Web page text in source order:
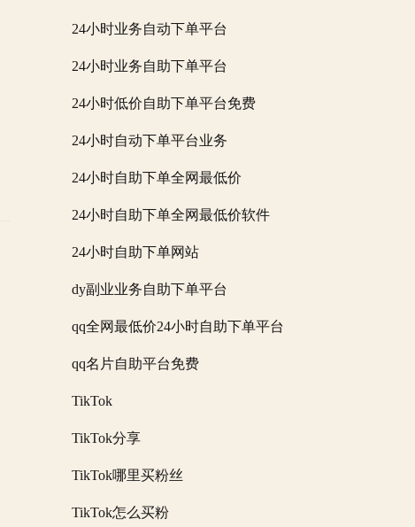
24小时业务自动下单平台
24小时业务自助下单平台
24小时低价自助下单平台免费
24小时自动下单平台业务
24小时自助下单全网最低价
24小时自助下单全网最低价软件
24小时自助下单网站
dy副业业务自助下单平台
qq全网最低价24小时自助下单平台
qq名片自助平台免费
TikTok
TikTok分享
TikTok哪里买粉丝
TikTok怎么买粉